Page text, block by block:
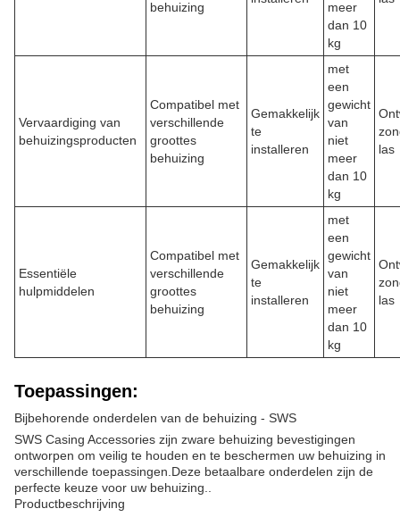
behuizing
meer
dan 10
kg
Vervaardiging van
behuizingsproducten
Compatibel met
verschillende
groottes
behuizing
Gemakkelijk
te
installeren
met
een
gewicht
van
niet
meer
dan 10
kg
las
Essentiële
hulpmiddelen
Compatibel met
verschillende
groottes
behuizing
Gemakkelijk
te
installeren
met
een
gewicht
van
niet
meer
dan 10
kg
las
Toepassingen:
Bijbehorende onderdelen van de behuizing - SWS
SWS Casing Accessories zijn zware behuizing bevestigingen
ontworpen om veilig te houden en te beschermen uw behuizing in
verschillende toepassingen.Deze betaalbare onderdelen zijn de
perfecte keuze voor uw behuizing..
Productbeschrijving